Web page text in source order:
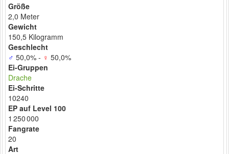
Größe
2,0 Meter
Gewicht
150,5 Kilogramm
Geschlecht
♂ 50,0% - ♀ 50,0%
Ei-Gruppen
Drache
Ei-Schritte
10240
EP auf Level 100
1 250 000
Fangrate
20
Art